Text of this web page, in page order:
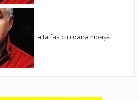
La taifas cu coana moașă